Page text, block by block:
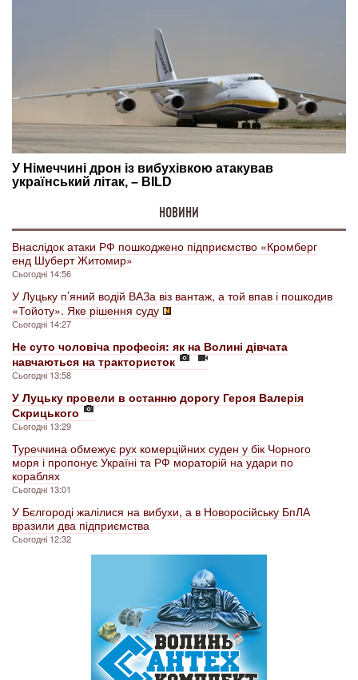
НОВИНИ
Внаслідок атаки РФ пошкоджено підприємство «Кромберг
енд Шуберт Житомир»
Сьогодні 14:56
У Луцьку п’яний водій ВАЗа віз вантаж, а той впав і пошкодив
«Тойоту». Яке рішення суду
Сьогодні 14:27
Не суто чоловіча професія: як на Волині дівчата
навчаються на трактористок
Сьогодні 13:58
У Луцьку провели в останню дорогу Героя Валерія
Скрицького
Сьогодні 13:29
Туреччина обмежує рух комерційних суден у бік Чорного
моря і пропонує Україні та РФ мораторій на удари по
кораблях
Сьогодні 13:01
У Бєлгороді жалілися на вибухи, а в Новоросійську БпЛА
вразили два підприємства
Сьогодні 12:32